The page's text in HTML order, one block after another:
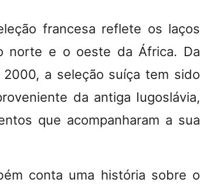
francesa reflete os laços
norte e o oeste da África. Da
a seleção suíça tem sido
da antiga Iugoslávia,
que acompanharam a sua
conta uma história sobre o